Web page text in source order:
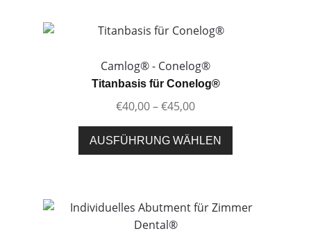
der
Camlog® - Conelog®
Titanbasis für Conelog®
€40,00–€45,00Preisspanne:
€40,00
bis
€45,00
AUSFÜHRUNG WÄHLEN
Produkt
Varianten